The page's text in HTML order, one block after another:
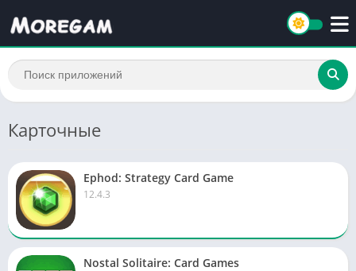
Карточные
Ephod: Strategy Card Game
12.4.3
Nostal Solitaire: Card Games